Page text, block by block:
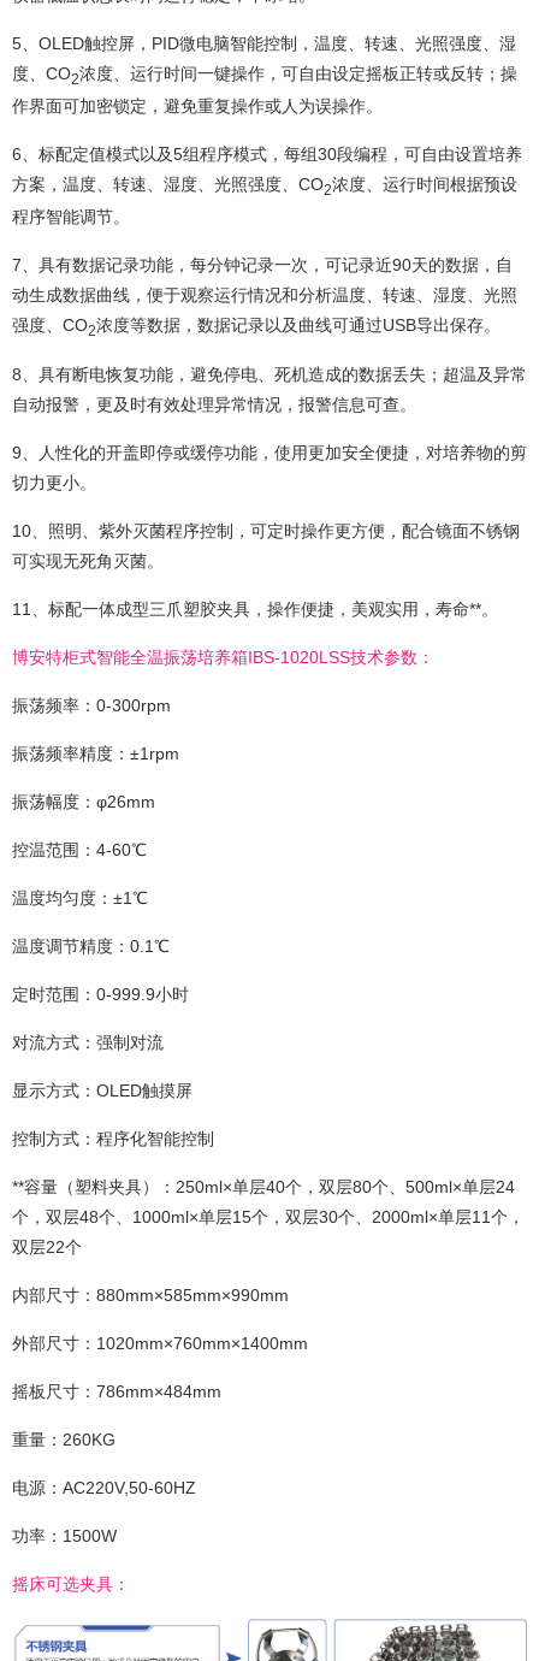
5、OLED触控屏，PID微电脑智能控制，温度、转速、光照强度、湿
度、CO2浓度、运行时间一键操作，可自由设定摇板正转或反转；操
作界面可加密锁定，避免重复操作或人为误操作。
6、标配定值模式以及5组程序模式，每组30段编程，可自由设置培养
方案，温度、转速、湿度、光照强度、CO2浓度、运行时间根据预设
程序智能调节。
7、具有数据记录功能，每分钟记录一次，可记录近90天的数据，自
动生成数据曲线，便于观察运行情况和分析温度、转速、湿度、光照
强度、CO2浓度等数据，数据记录以及曲线可通过USB导出保存。
8、具有断电恢复功能，避免停电、死机造成的数据丢失；超温及异常
自动报警，更及时有效处理异常情况，报警信息可查。
9、人性化的开盖即停或缓停功能，使用更加安全便捷，对培养物的剪
切力更小。
10、照明、紫外灭菌程序控制，可定时操作更方便，配合镜面不锈钢
可实现无死角灭菌。
11、标配一体成型三爪塑胶夹具，操作便捷，美观实用，寿命**。
博安特柜式智能全温振荡培养箱IBS-1020LSS技术参数：
振荡频率：0-300rpm
振荡频率精度：±1rpm
振荡幅度：φ26mm
控温范围：4-60℃
温度均匀度：±1℃
温度调节精度：0.1℃
定时范围：0-999.9小时
对流方式：强制对流
显示方式：OLED触摸屏
控制方式：程序化智能控制
**容量（塑料夹具）：250ml×单层40个，双层80个、500ml×单层24
个，双层48个、1000ml×单层15个，双层30个、2000ml×单层11个，
双层22个
内部尺寸：880mm×585mm×990mm
外部尺寸：1020mm×760mm×1400mm
摇板尺寸：786mm×484mm
重量：260KG
电源：AC220V,50-60HZ
功率：1500W
摇床可选夹具：